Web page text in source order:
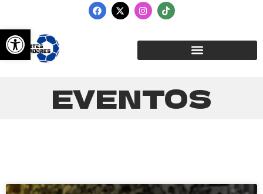
Abrir barra de herramientas
EVENTOS